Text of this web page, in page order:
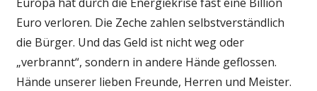
Euro verloren. Die Zeche zahlen selbstverständlich
die Bürger. Und das Geld ist nicht weg oder
„verbrannt“, sondern in andere Hände geflossen.
Hände unserer lieben Freunde, Herren und Meister.